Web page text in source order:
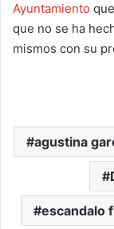
Ayuntamiento
que no se ha
mismos con su
agustina
escandalo